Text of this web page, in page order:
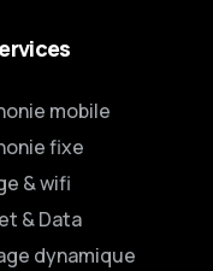
mobile
fixe
& wifi
& Data
dynamique